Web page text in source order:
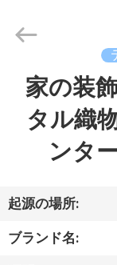
製
品
2015
Supplier家の装
タル織
ンタ
起源の場所:
ブランド名: